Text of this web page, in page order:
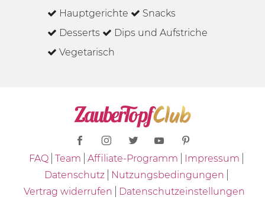
Hauptgerichte
Snacks
Desserts
Dips und Aufstriche
Vegetarisch
FAQ Team Affiliate-Programm
Impressum
Datenschutz
Nutzungsbedingungen
Vertrag widerrufen
Datenschutzeinstellungen